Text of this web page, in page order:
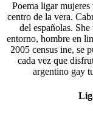
Poema ligar
centro de la vera.
del españolas.
entorno, hombre en
2005 census ine, se
cada vez que
argentino gay